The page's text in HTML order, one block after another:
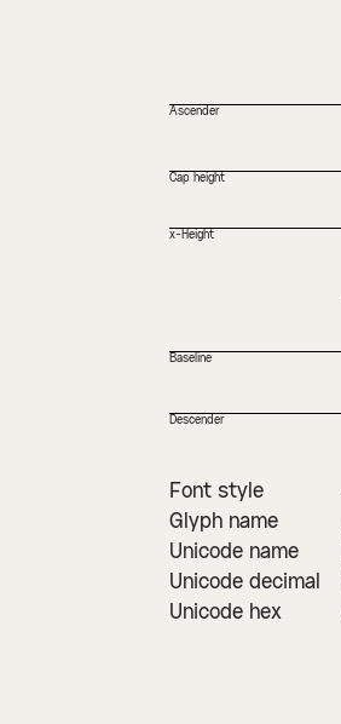
Baseline
Cap height
x-Height
Ascender
Descender
Font style
Glyph name
Unicode name
Unicode decimal
Unicode hex